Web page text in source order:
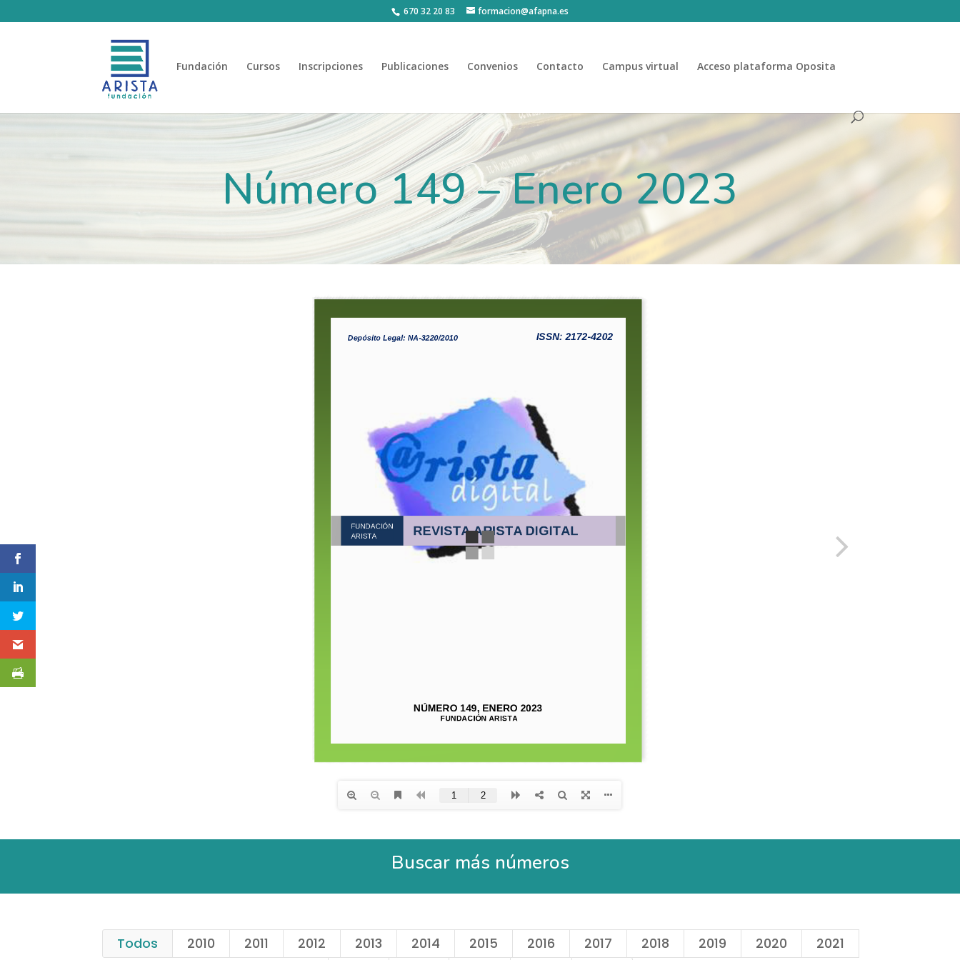
670 32 20 83 formacion@afapna.es
Fundación Cursos Inscripciones Publicaciones Convenios Contacto Campus virtual Acceso plataforma Oposita
Número 149 – Enero 2023
Buscar más números
Todos 2010 2011 2012 2013 2014 2015 2016 2017 2018 2019 2020 2021